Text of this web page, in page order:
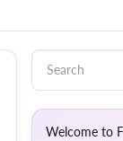
Welcome to